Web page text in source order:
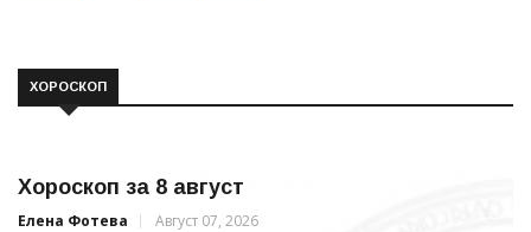
ХОРОСКОП
Хороскоп за 8 август
Елена Фотева Август 07, 2026